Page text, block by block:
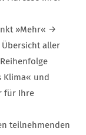
»Mehr« →
aller
Klima« und
für Ihre
teilnehmenden